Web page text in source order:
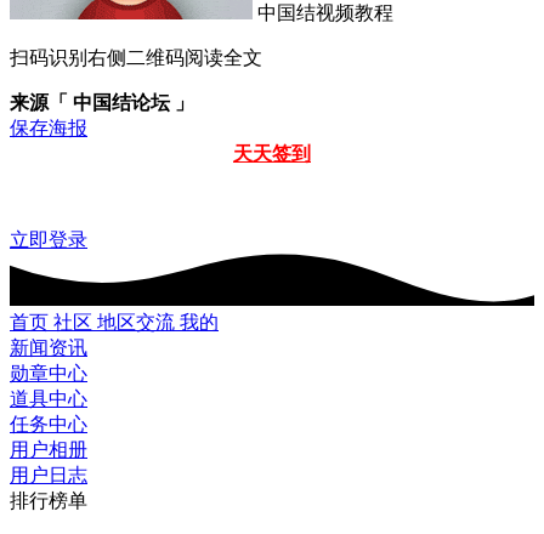
中国结视频教程
扫码识别右侧二维码阅读全文
来源「 中国结论坛 」
保存海报
天天签到
立即登录
首页 社区 地区交流 我的
新闻资讯
勋章中心
道具中心
任务中心
用户相册
用户日志
排行榜单